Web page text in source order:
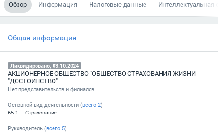
Обзор Информация Налоговые данные Интеллектуальная
Общая информация
Ликвидировано, 03.10.2024
АКЦИОНЕРНОЕ ОБЩЕСТВО "ОБЩЕСТВО СТРАХОВАНИЯ ЖИЗНИ
"ДОСТОИНСТВО"
Нет представительств и филиалов
Основной вид деятельности (всего 2)
65.1 — Страхование
Руководитель (всего 5)